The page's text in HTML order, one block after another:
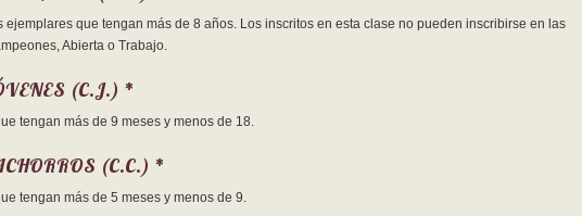
ejemplares que tengan más de 8 años. Los inscritos en esta clase no pueden inscribirse en las
Abierta o Trabajo.
(C.J.) *
tengan más de 9 meses y menos de 18.
(C.C.) *
tengan más de 5 meses y menos de 9.